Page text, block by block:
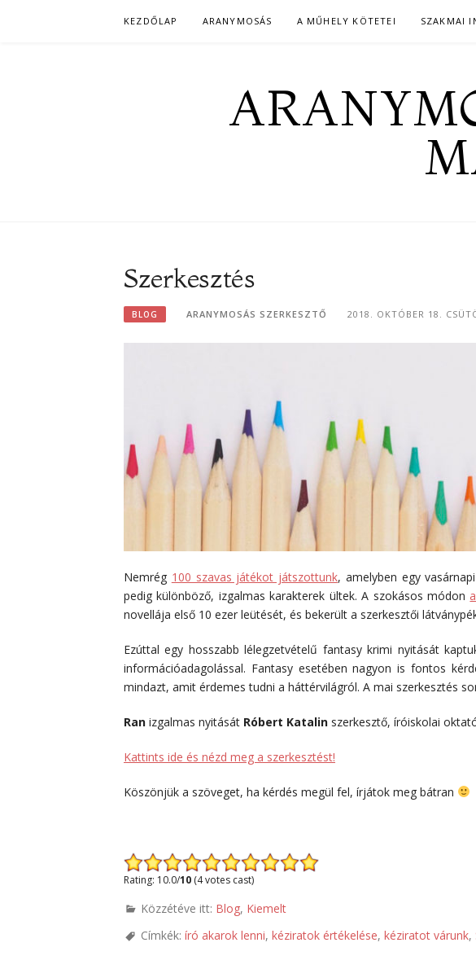
KEZDŐLAP ARANYMOSÁS A MŰHELY KÖTETEI SZAKMAI
Szerkesztés
BLOG ARANYMOSÁS SZERKESZTŐ 2018. OKTÓBER 18.
Nemrég 100 szavas játékot játszottunk, amelyben egy
pedig különböző, izgalmas karakterek ültek. A szokásos módon
novellája első 10 ezer leütését, és bekerült a szerkesztői
Ezúttal egy hosszabb lélegzetvételű fantasy krimi nyitását
információadagolással. Fantasy esetében nagyon is fontos
mindazt, amit érdemes tudni a háttérvilágról. A mai szerkesztés
Ran izgalmas nyitását Róbert Katalin szerkesztő, íróiskolai
Kattints ide és nézd meg a szerkesztést!
Köszönjük a szöveget, ha kérdés megül fel, írjátok meg bátran
Rating: 10.0/10 (4 votes cast)
Közzétéve itt: Blog, Kiemelt
Címkék: író akarok lenni, kéziratok értékelése, kéziratot várunk,